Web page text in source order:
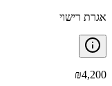
אגרת רישוי
₪4,200